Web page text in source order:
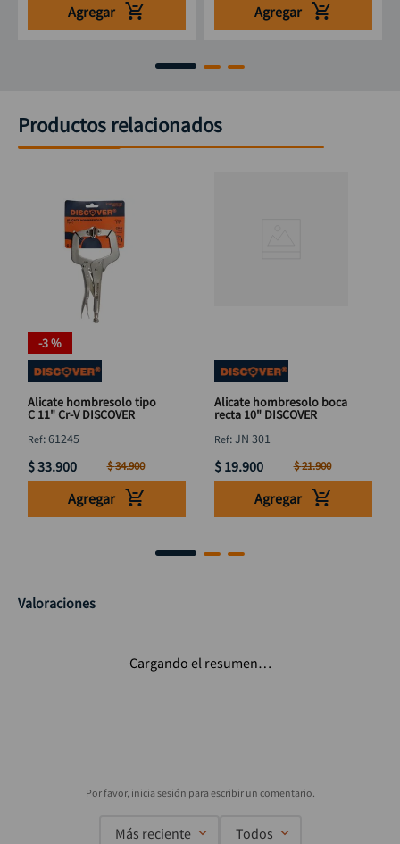
Agregar Agregar
Productos relacionados
-3 %
Alicate hombresolo tipo
C 11" Cr-V DISCOVER
:61245
$33.900 $34.900
Agregar
Alicate hombresolo boca
recta 10" DISCOVER
:JN 301
$ 19.900 $21.900
Agregar
Valoraciones
Cargando el resumen…
Más reciente Todos